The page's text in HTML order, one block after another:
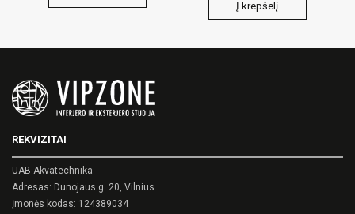
Į krepšelį
REKVIZITAI
UAB Akvatechnika
Adresas: Dunojaus g. 20, Vilnius
Įmonės kodas: 124389034